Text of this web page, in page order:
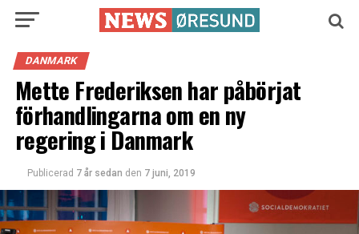
DANMARK
Mette Frederiksen har påbörjat
förhandlingarna om en ny
regering i Danmark
Publicerad 7 år sedan den 7 juni, 2019